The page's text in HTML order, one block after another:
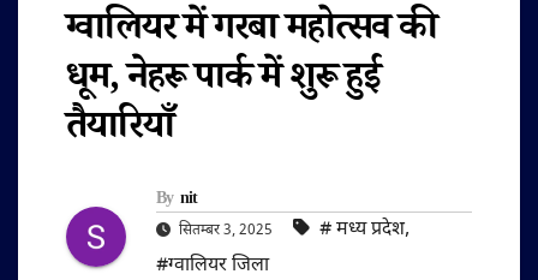
ग्वालियर में गरबा महोत्सव की
धूम, नेहरू पार्क में शुरू हुई
तैयारियाँ
By nit
सितम्बर 3, 2025 #‌ मध्य प्रदेश,
#ग्वालियर जिला